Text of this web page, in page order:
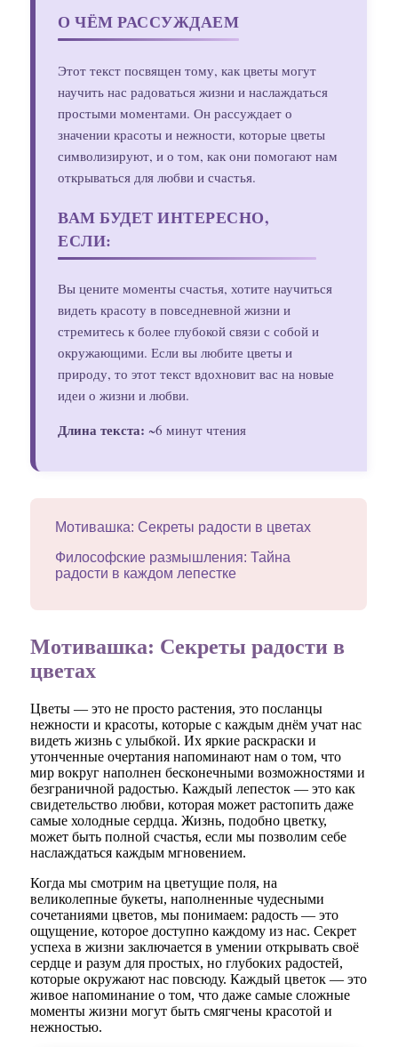
О ЧЁМ РАССУЖДАЕМ
Этот текст посвящен тому, как цветы могут
научить нас радоваться жизни и наслаждаться
простыми моментами. Он рассуждает о
значении красоты и нежности, которые цветы
символизируют, и о том, как они помогают нам
открываться для любви и счастья.
ВАМ БУДЕТ ИНТЕРЕСНО,
ЕСЛИ:
Вы цените моменты счастья, хотите научиться
видеть красоту в повседневной жизни и
стремитесь к более глубокой связи с собой и
окружающими. Если вы любите цветы и
природу, то этот текст вдохновит вас на новые
идеи о жизни и любви.
Длина текста: ~6 минут чтения
Мотивашка: Секреты радости в цветах
Философские размышления: Тайна
радости в каждом лепестке
Мотивашка: Секреты радости в
цветах
Цветы — это не просто растения, это посланцы
нежности и красоты, которые с каждым днём учат нас
видеть жизнь с улыбкой. Их яркие раскраски и
утонченные очертания напоминают нам о том, что
мир вокруг наполнен бесконечными возможностями и
безграничной радостью. Каждый лепесток — это как
свидетельство любви, которая может растопить даже
самые холодные сердца. Жизнь, подобно цветку,
может быть полной счастья, если мы позволим себе
наслаждаться каждым мгновением.
Когда мы смотрим на цветущие поля, на
великолепные букеты, наполненные чудесными
сочетаниями цветов, мы понимаем: радость — это
ощущение, которое доступно каждому из нас. Секрет
успеха в жизни заключается в умении открывать своё
сердце и разум для простых, но глубоких радостей,
которые окружают нас повсюду. Каждый цветок — это
живое напоминание о том, что даже самые сложные
моменты жизни могут быть смягчены красотой и
нежностью.